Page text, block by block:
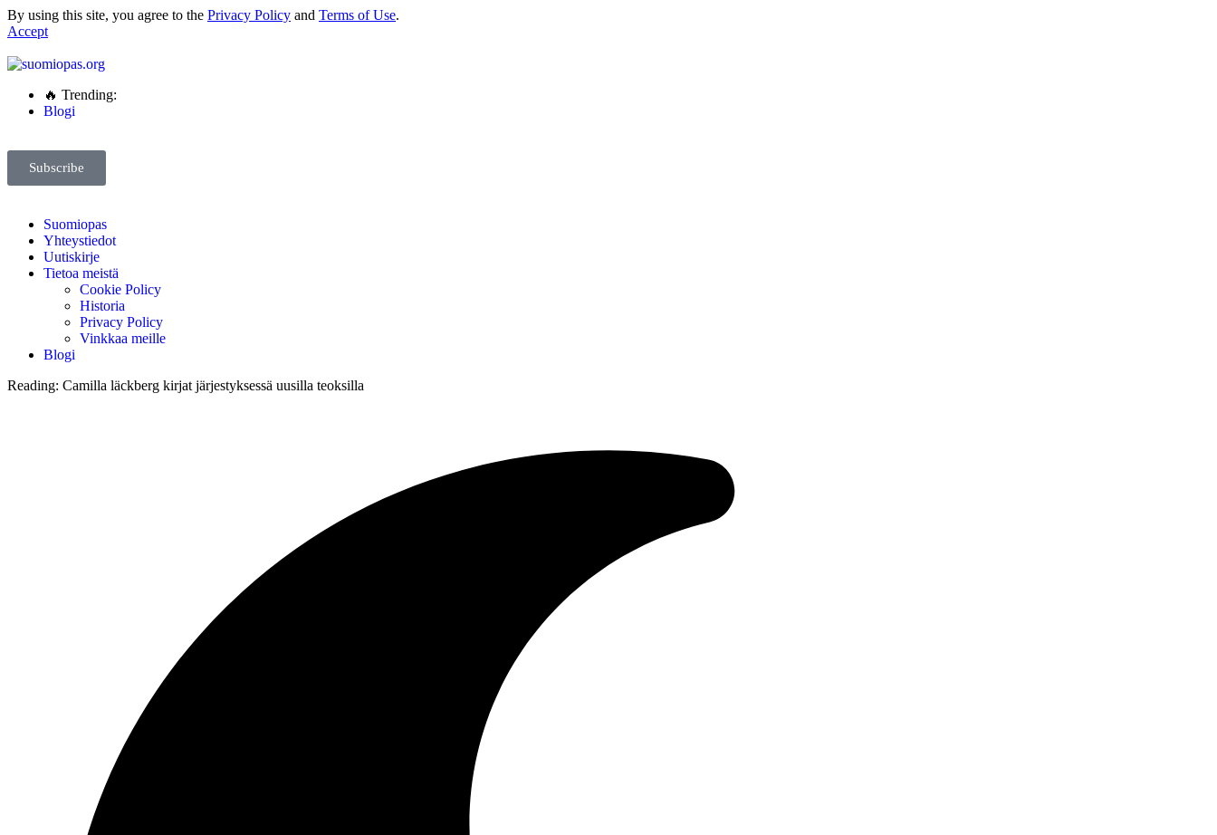
By using this site, you agree to the Privacy Policy and Terms of Use.
Accept
🔥 Trending:
Blogi
Subscribe
Suomiopas
Yhteystiedot
Uutiskirje
Tietoa meistä
Cookie Policy
Historia
Privacy Policy
Vinkkaa meille
Blogi
Reading: Camilla läckberg kirjat järjestyksessä uusilla teoksilla